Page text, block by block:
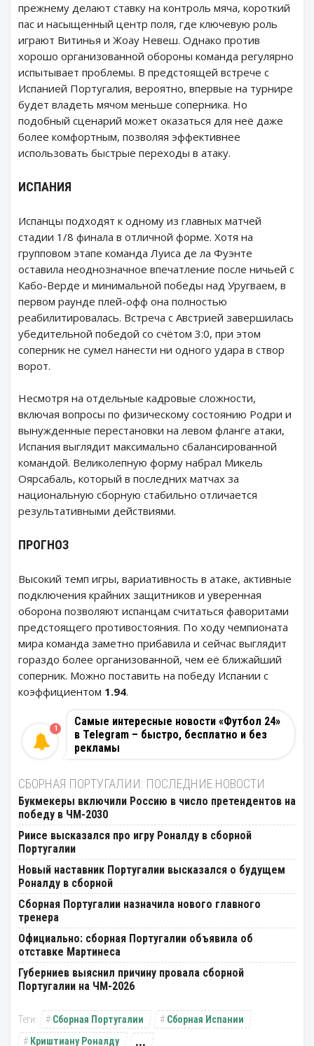
прежнему делают ставку на контроль мяча, короткий
пас и насыщенный центр поля, где ключевую роль
играют Витинья и Жоау Невеш. Однако против
хорошо организованной обороны команда регулярно
испытывает проблемы. В предстоящей встрече с
Испанией Португалия, вероятно, впервые на турнире
будет владеть мячом меньше соперника. Но
подобный сценарий может оказаться для неё даже
более комфортным, позволяя эффективнее
использовать быстрые переходы в атаку.
ИСПАНИЯ
Испанцы подходят к одному из главных матчей
стадии 1/8 финала в отличной форме. Хотя на
групповом этапе команда Луиса де ла Фуэнте
оставила неоднозначное впечатление после ничьей с
Кабо-Верде и минимальной победы над Уругваем, в
первом раунде плей-офф она полностью
реабилитировалась. Встреча с Австрией завершилась
убедительной победой со счётом 3:0, при этом
соперник не сумел нанести ни одного удара в створ
ворот.
Несмотря на отдельные кадровые сложности,
включая вопросы по физическому состоянию Родри и
вынужденные перестановки на левом фланге атаки,
Испания выглядит максимально сбалансированной
командой. Великолепную форму набрал Микель
Оярсабаль, который в последних матчах за
национальную сборную стабильно отличается
результативными действиями.
ПРОГНОЗ
Высокий темп игры, вариативность в атаке, активные
подключения крайних защитников и уверенная
оборона позволяют испанцам считаться фаворитами
предстоящего противостояния. По ходу чемпионата
мира команда заметно прибавила и сейчас выглядит
гораздо более организованной, чем её ближайший
соперник. Можно поставить на победу Испании с
коэффициентом 1.94.
Самые интересные новости «Футбол 24»
в Telegram – быстро, бесплатно и без
рекламы
1
СБОРНАЯ ПОРТУГАЛИИ: ПОСЛЕДНИЕ НОВОСТИ
Букмекеры включили Россию в число претендентов на
победу в ЧМ-2030
Риисе высказался про игру Роналду в сборной
Португалии
Новый наставник Португалии высказался о будущем
Роналду в сборной
Сборная Португалии назначила нового главного
тренера
Официально: сборная Португалии объявила об
отставке Мартинеса
Губерниев выяснил причину провала сборной
Португалии на ЧМ-2026
Сборная Португалии
Сборная Испании
Криштиану Роналду
...